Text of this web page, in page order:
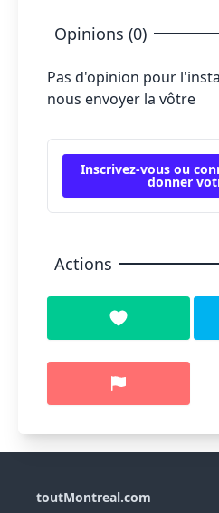
Opinions (0)
Pas d'opinion pour
nous envoyer la vôtre
Inscrivez-vous ou
donner
Actions
toutMontreal.com